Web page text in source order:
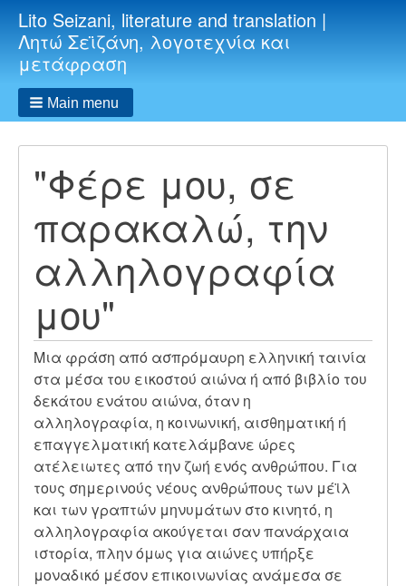
Lito Seizani, literature and translation |
Λητώ Σεϊζάνη, λογοτεχνία και
μετάφραση
Main menu
"Φέρε μου, σε
παρακαλώ, την
αλληλογραφία
μου"
Μια φράση από ασπρόμαυρη ελληνική ταινία
στα μέσα του εικοστού αιώνα ή από βιβλίο του
δεκάτου ενάτου αιώνα, όταν η
αλληλογραφία, η κοινωνική, αισθηματική ή
επαγγελματική κατελάμβανε ώρες
ατέλειωτες από την ζωή ενός ανθρώπου. Για
τους σημερινούς νέους ανθρώπους των μέϊλ
και των γραπτών μηνυμάτων στο κινητό, η
αλληλογραφία ακούγεται σαν πανάρχαια
ιστορία, πλην όμως για αιώνες υπήρξε
μοναδικό μέσον επικοινωνίας ανάμεσα σε